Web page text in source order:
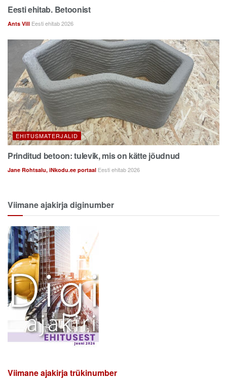
Eesti ehitab. Betoonist
Ants Vill Eesti ehitab 2026
EHITUSMATERJALID
Prinditud betoon: tulevik, mis on kätte jõudnud
Jane Rohtsalu, iNkodu.ee portaal Eesti ehitab 2026
Viimane ajakirja diginumber
Viimane ajakirja trükinumber